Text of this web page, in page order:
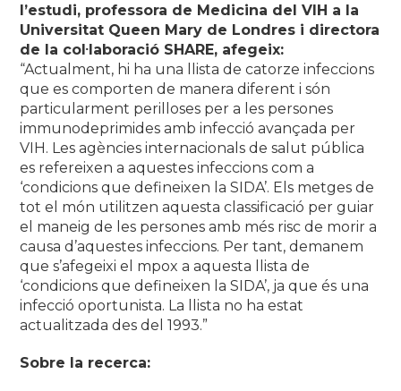
l’estudi, professora de Medicina del VIH a la
Universitat Queen Mary de Londres i directora
de la col·laboració SHARE, afegeix:
“Actualment, hi ha una llista de catorze infeccions
que es comporten de manera diferent i són
particularment perilloses per a les persones
immunodeprimides amb infecció avançada per
VIH. Les agències internacionals de salut pública
es refereixen a aquestes infeccions com a
‘condicions que defineixen la SIDA’. Els metges de
tot el món utilitzen aquesta classificació per guiar
el maneig de les persones amb més risc de morir a
causa d’aquestes infeccions. Per tant, demanem
que s’afegeixi el mpox a aquesta llista de
‘condicions que defineixen la SIDA’, ja que és una
infecció oportunista. La llista no ha estat
actualitzada des del 1993.”
Sobre la recerca: